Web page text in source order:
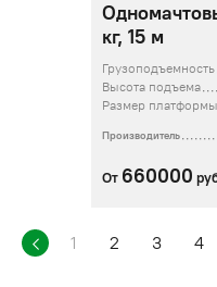
кг, 15 м
Грузоподъемность
Высота подъема
Размер
Производитель
От 660000
1 2 3 4